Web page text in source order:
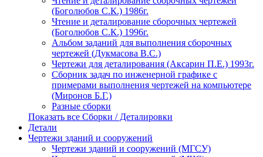
(Боголюбов С.К.) 1986г.
Чтение и деталирование сборочных чертежей
(Боголюбов С.К.) 1996г.
Альбом заданий для выполнения сборочных
чертежей (Дукмасова В.С.)
Чертежи для деталирования (Аксарин П.Е.) 1993г.
Сборник задач по инженерной графике с
примерами выполнения чертежей на компьютере
(Миронов Б.Г.)
Разные сборки
Показать все Сборки / Деталировки
Детали
Чертежи зданий и сооружений
Чертежи зданий и сооружений (МГСУ)